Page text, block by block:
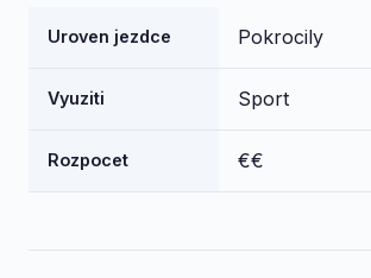
Uroven jezdce Pokrocily
Vyuziti Sport
Rozpocet €€